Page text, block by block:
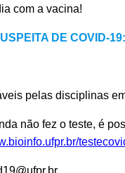
com a vacina!
DE COVID-19:
pelas disciplinas
não fez o teste, é